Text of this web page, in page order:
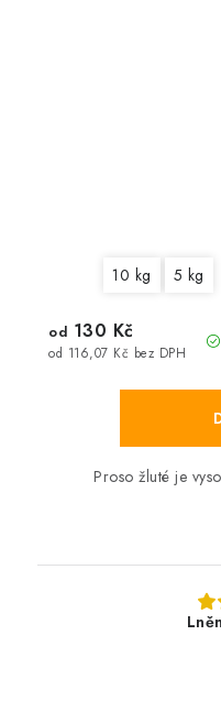
10 kg 5 kg
od 116,07 Kč bez DPH
od 130 Kč
Proso žluté je